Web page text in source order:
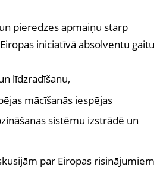
pieredzes apmaiņu starp
iniciatīvā absolventu gaitu
līdzradīšanu,
mācīšanās iespējas
sistēmu izstrādē un
par Eiropas risinājumiem